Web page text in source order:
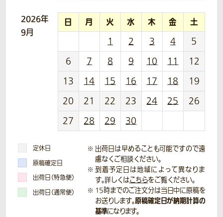
2026年
9月
日 月 火 水 木 金 土
1 2 3 4
5
6
7 8 9 10 11
12
13
14 15 16 17 18
19
20
21 22 23 24 25
26
27
28 29 30
定休日
原稿確定日
出荷日（特急便）
出荷日（通常便）
出荷日は早めることも可能ですので遠
慮なくご相談ください。
到着予定日は地域によって異なりま
す。詳しくはこちらをご覧ください。
15時までのご注文分は当日中に原稿を
お送りします。原稿確定日が納期計算の
基準になります。